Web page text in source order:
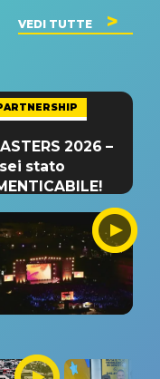
VEDI TUTTE
2026 –
sei stato